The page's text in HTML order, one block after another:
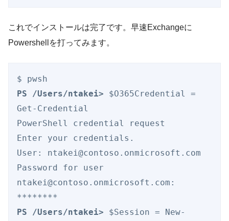
これでインストールは完了です。早速Exchangeに
Powershellを打ってみます。
PS /Users/ntakei> $O365Credential =
Get-Credential
PowerShell credential request
Enter your credentials.
User: ntakei@contoso.onmicrosoft.com
Password for user
ntakei@contoso.onmicrosoft.com:
PS /Users/ntakei> $Session = New-